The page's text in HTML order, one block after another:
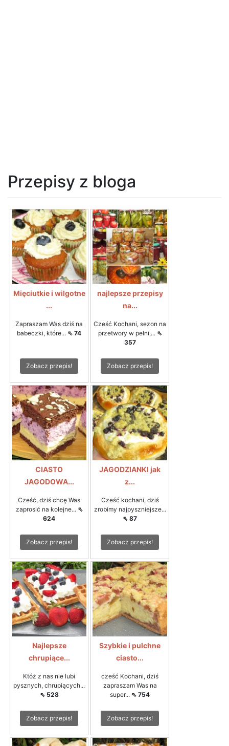
Przepisy z bloga
Mięciutkie i wilgotne
...
Zapraszam Was dziś na
babeczki, które... ⇖ 74
Zobacz przepis!
najlepsze przepisy
na...
Cześć Kochani, sezon na
przetwory w pełni,... ⇖
357
Zobacz przepis!
CIASTO
JAGODOWA...
Cześć, dziś chcę Was
zaprosić na kolejne... ⇖
624
Zobacz przepis!
JAGODZIANKI jak
z...
Cześć kochani, dziś
zrobimy najpyszniejsze...
⇖ 87
Zobacz przepis!
Najlepsze
chrupiące...
Któż z nas nie lubi
pysznych, chrupiących...
⇖ 528
Zobacz przepis!
Szybkie i pulchne
ciasto...
cześć Kochani, dziś
zapraszam Was na
super... ⇖ 754
Zobacz przepis!